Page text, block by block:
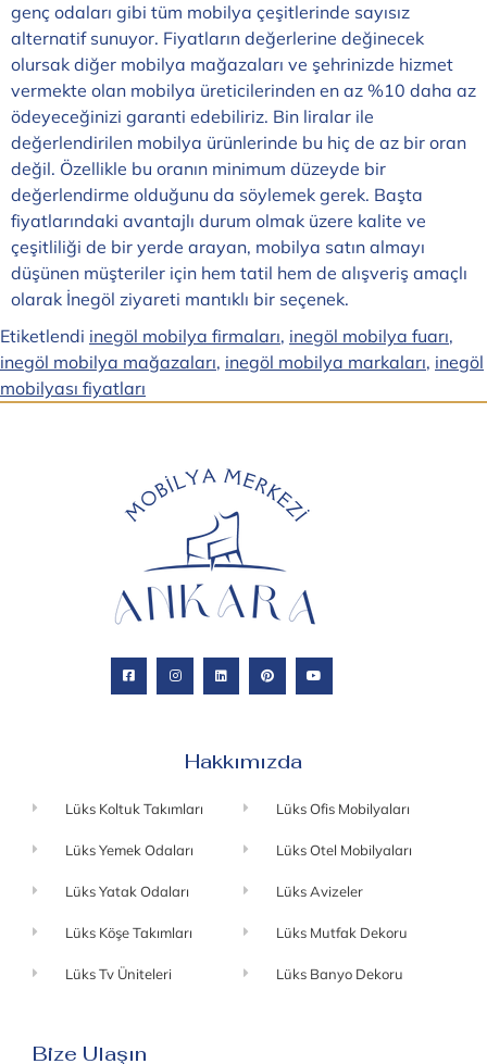
genç odaları gibi tüm mobilya çeşitlerinde sayısız
alternatif sunuyor. Fiyatların değerlerine değinecek
olursak diğer mobilya mağazaları ve şehrinizde hizmet
vermekte olan mobilya üreticilerinden en az %10 daha az
ödeyeceğinizi garanti edebiliriz. Bin liralar ile
değerlendirilen mobilya ürünlerinde bu hiç de az bir oran
değil. Özellikle bu oranın minimum düzeyde bir
değerlendirme olduğunu da söylemek gerek. Başta
fiyatlarındaki avantajlı durum olmak üzere kalite ve
çeşitliliği de bir yerde arayan, mobilya satın almayı
düşünen müşteriler için hem tatil hem de alışveriş amaçlı
olarak İnegöl ziyareti mantıklı bir seçenek.
Etiketlendi inegöl mobilya firmaları, inegöl mobilya fuarı,
inegöl mobilya mağazaları, inegöl mobilya markaları, inegöl
mobilyası fiyatları
Hakkımızda
Lüks Koltuk Takımları
Lüks Yemek Odaları
Lüks Yatak Odaları
Lüks Köşe Takımları
Lüks Tv Üniteleri
Lüks Ofis Mobilyaları
Lüks Otel Mobilyaları
Lüks Avizeler
Lüks Mutfak Dekoru
Lüks Banyo Dekoru
Bize Ulaşın